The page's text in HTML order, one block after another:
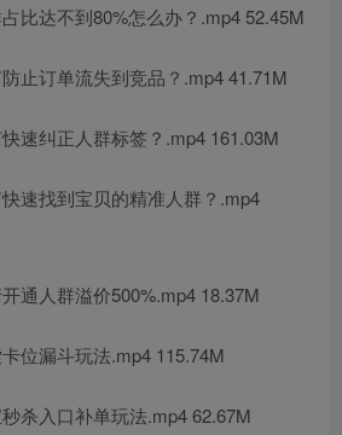
比达不到80%怎么办？.mp4 52.45M
止订单流失到竞品？.mp4 41.71M
速纠正人群标签？.mp4 161.03M
速找到宝贝的精准人群？.mp4
通人群溢价500%.mp4 18.37M
位漏斗玩法.mp4 115.74M
杀入口补单玩法.mp4 62.67M